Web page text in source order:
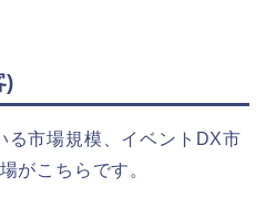
)
る市場規模、イベントDX市
がこちらです。